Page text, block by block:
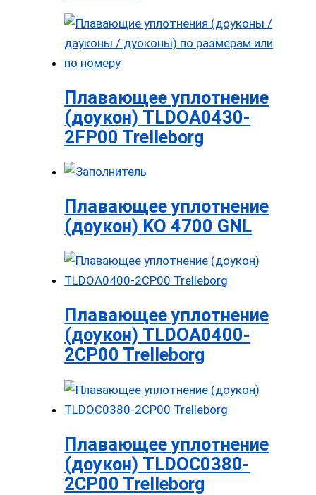
Плавающее уплотнение
(доукон) TLDOA0430-
2FP00 Trelleborg
Плавающее уплотнение
(доукон) KO 4700 GNL
Плавающее уплотнение
(доукон) TLDOA0400-
2CP00 Trelleborg
Плавающее уплотнение
(доукон) TLDOC0380-
2CP00 Trelleborg